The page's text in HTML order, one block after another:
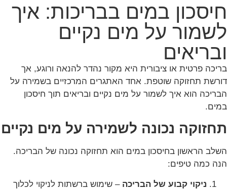
חיסכון במים בבריכות: איך
לשמור על מים נקיים
ובריאים
בריכה פרטית או ציבורית היא מקור נהדר להנאה ורוגע, אך
דורשת תחזוקה שוטפת. אחד האתגרים המרכזיים בשמירה על
הבריכה הוא איך לשמור על מים נקיים ובריאים תוך חיסכון
במים.
תחזוקה נכונה לשמירה על מים נקיים
השלב הראשון בחיסכון במים הוא תחזוקה נכונה של הבריכה.
הנה כמה טיפים:
ניקוי קבוע של הבריכה – שימוש ברשתות לניקוי לכלוך